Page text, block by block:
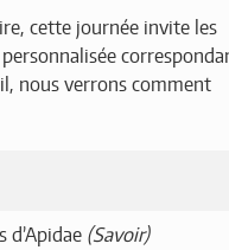
cette journée invite les
nous verrons comment
d’Apidae (Savoir)